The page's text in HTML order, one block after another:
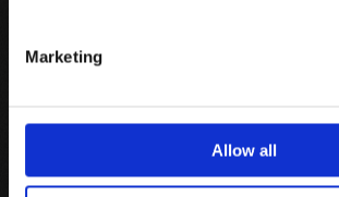
Marketing
Allow all